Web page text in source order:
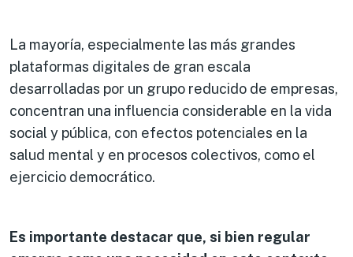
La mayoría, especialmente las más grandes
plataformas digitales de gran escala
desarrolladas por un grupo reducido de empresas,
concentran una influencia considerable en la vida
social y pública, con efectos potenciales en la
salud mental y en procesos colectivos, como el
ejercicio democrático.
Es importante destacar que, si bien regular